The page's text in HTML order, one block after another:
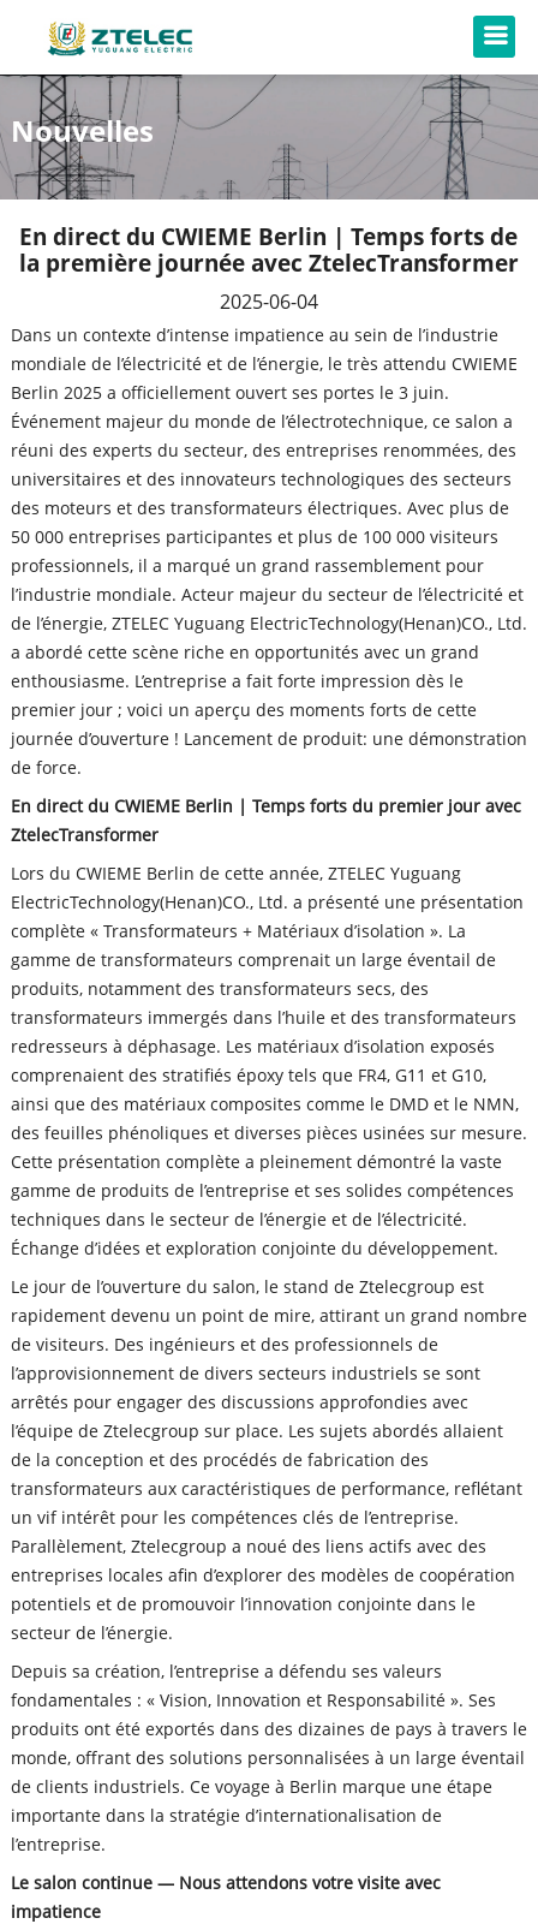
Nouvelles
En direct du CWIEME Berlin | Temps forts de
la première journée avec ZtelecTransformer
2025-06-04
Dans un contexte d’intense impatience au sein de l’industrie
mondiale de l’électricité et de l’énergie, le très attendu CWIEME
Berlin 2025 a officiellement ouvert ses portes le 3 juin.
Événement majeur du monde de l’électrotechnique, ce salon a
réuni des experts du secteur, des entreprises renommées, des
universitaires et des innovateurs technologiques des secteurs
des moteurs et des transformateurs électriques. Avec plus de
50 000 entreprises participantes et plus de 100 000 visiteurs
professionnels, il a marqué un grand rassemblement pour
l’industrie mondiale. Acteur majeur du secteur de l’électricité et
de l’énergie, ZTELEC Yuguang ElectricTechnology(Henan)CO., Ltd.
a abordé cette scène riche en opportunités avec un grand
enthousiasme. L’entreprise a fait forte impression dès le
premier jour ; voici un aperçu des moments forts de cette
journée d’ouverture ! Lancement de produit: une démonstration
de force.
En direct du CWIEME Berlin | Temps forts du premier jour avec
ZtelecTransformer
Lors du CWIEME Berlin de cette année, ZTELEC Yuguang
ElectricTechnology(Henan)CO., Ltd. a présenté une présentation
complète « Transformateurs + Matériaux d’isolation ». La
gamme de transformateurs comprenait un large éventail de
produits, notamment des transformateurs secs, des
transformateurs immergés dans l’huile et des transformateurs
redresseurs à déphasage. Les matériaux d’isolation exposés
comprenaient des stratifiés époxy tels que FR4, G11 et G10,
ainsi que des matériaux composites comme le DMD et le NMN,
des feuilles phénoliques et diverses pièces usinées sur mesure.
Cette présentation complète a pleinement démontré la vaste
gamme de produits de l’entreprise et ses solides compétences
techniques dans le secteur de l’énergie et de l’électricité.
Échange d’idées et exploration conjointe du développement.
Le jour de l’ouverture du salon, le stand de Ztelecgroup est
rapidement devenu un point de mire, attirant un grand nombre
de visiteurs. Des ingénieurs et des professionnels de
l’approvisionnement de divers secteurs industriels se sont
arrêtés pour engager des discussions approfondies avec
l’équipe de Ztelecgroup sur place. Les sujets abordés allaient
de la conception et des procédés de fabrication des
transformateurs aux caractéristiques de performance, reflétant
un vif intérêt pour les compétences clés de l’entreprise.
Parallèlement, Ztelecgroup a noué des liens actifs avec des
entreprises locales afin d’explorer des modèles de coopération
potentiels et de promouvoir l’innovation conjointe dans le
secteur de l’énergie.
Depuis sa création, l’entreprise a défendu ses valeurs
fondamentales : « Vision, Innovation et Responsabilité ». Ses
produits ont été exportés dans des dizaines de pays à travers le
monde, offrant des solutions personnalisées à un large éventail
de clients industriels. Ce voyage à Berlin marque une étape
importante dans la stratégie d’internationalisation de
l’entreprise.
Le salon continue — Nous attendons votre visite avec
impatience